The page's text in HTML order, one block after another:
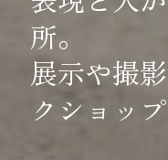
所。
展示や撮
クショップ